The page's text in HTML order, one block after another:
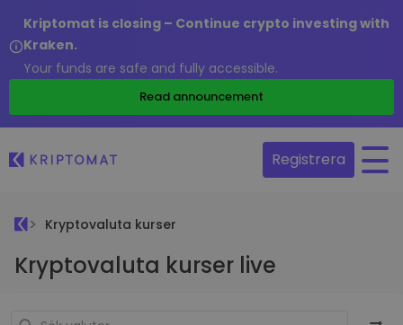
Kriptomat is closing – Continue crypto investing with
Kraken.
Your funds are safe and fully accessible.
Read announcement
Registrera
Kryptovaluta kurser
Kryptovaluta kurser live